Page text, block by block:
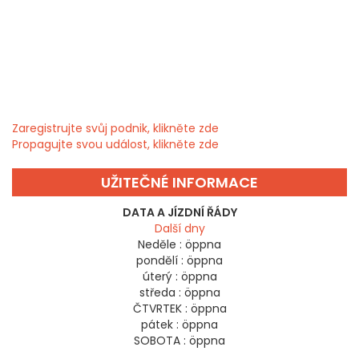
Zaregistrujte svůj podnik, klikněte zde
Propagujte svou událost, klikněte zde
UŽITEČNÉ INFORMACE
DATA A JÍZDNÍ ŘÁDY
Další dny
Neděle : öppna
pondělí : öppna
úterý : öppna
středa : öppna
ČTVRTEK : öppna
pátek : öppna
SOBOTA : öppna